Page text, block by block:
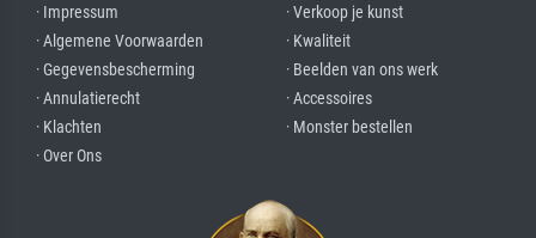
· Impressum
· Algemene Voorwaarden
· Gegevensbescherming
· Annulatierecht
· Klachten
· Over Ons
· Verkoop je kunst
· Kwaliteit
· Beelden van ons werk
· Accessoires
· Monster bestellen